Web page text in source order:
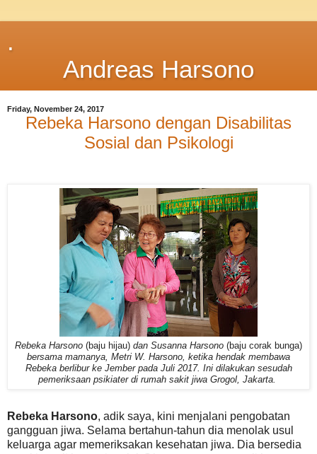
.
Andreas Harsono
Friday, November 24, 2017
Rebeka Harsono dengan Disabilitas
Sosial dan Psikologi
Rebeka Harsono (baju hijau) dan Susanna Harsono (baju corak bunga)
bersama mamanya, Metri W. Harsono, ketika hendak membawa
Rebeka berlibur ke Jember pada Juli 2017. Ini dilakukan sesudah
pemeriksaan psikiater di rumah sakit jiwa Grogol, Jakarta.
Rebeka Harsono, adik saya, kini menjalani pengobatan
gangguan jiwa. Selama bertahun-tahun dia menolak usul
keluarga agar memeriksakan kesehatan jiwa. Dia bersedia